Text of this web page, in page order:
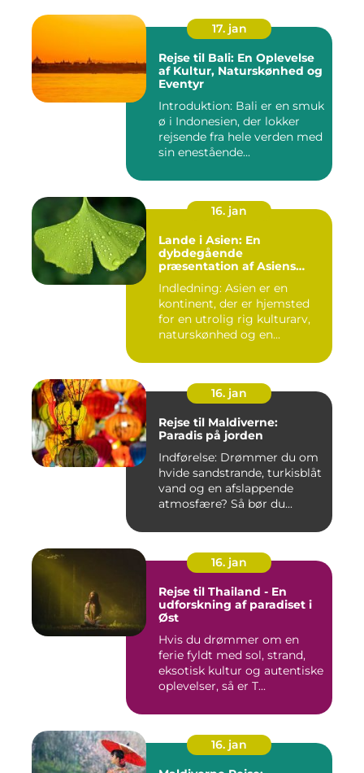
17. jan
Rejse til Bali: En Oplevelse
af Kultur, Naturskønhed og
Eventyr
Introduktion: Bali er en smuk
ø i Indonesien, der lokker
rejsende fra hele verden med
sin enestående...
16. jan
Lande i Asien: En
dybdegående
præsentation af Asiens
Indledning: Asien er en
kontinent, der er hjemsted
for en utrolig rig kulturarv,
naturskønhed og en...
16. jan
Rejse til Maldiverne:
Paradis på jorden
Indførelse: Drømmer du om
hvide sandstrande, turkisblåt
vand og en afslappende
atmosfære? Så bør du...
16. jan
Rejse til Thailand - En
udforskning af paradiset i
Øst
Hvis du drømmer om en
ferie fyldt med sol, strand,
eksotisk kultur og autentiske
oplevelser, så er T...
16. jan